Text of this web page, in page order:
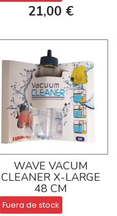
21,00 €
WAVE VACUM
CLEANER X-LARGE
48 CM
Fuera de stock